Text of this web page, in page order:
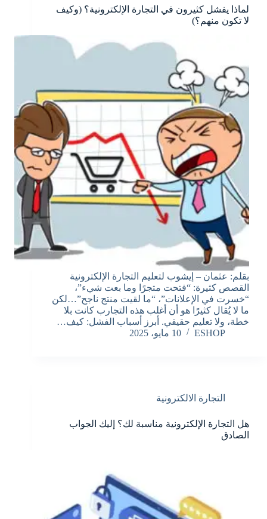
لماذا يفشل كثيرون في التجارة الإلكترونية؟ (وكيف
لا تكون منهم؟)
بقلم: عثمان – إيشوب لتعليم التجارة الإلكترونية
القصص كثيرة: “فتحت متجرًا وما بعت شيء”،
“خسرت في الإعلانات”، “ما لقيت منتج ناجح”…لكن
ما لا يُقال كثيرًا هو أن أغلب هذه التجارب كانت بلا
خطة، ولا تعليم حقيقي. أبرز أسباب الفشل: كيف…
ESHOP
10 مايو، 2025
التجارة الالكترونية
هل التجارة الإلكترونية مناسبة لك؟ إليك الجواب
الصادق